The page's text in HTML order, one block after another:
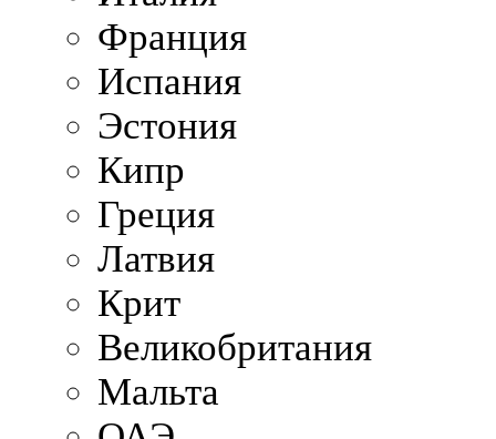
Франция
Испания
Эстония
Кипр
Греция
Латвия
Крит
Великобритания
Мальта